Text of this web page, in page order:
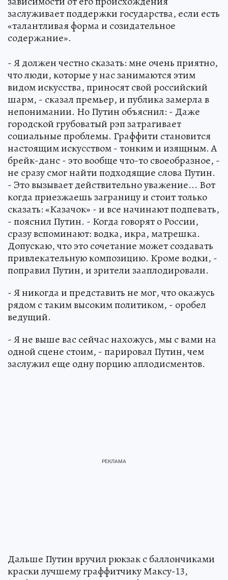
заслуживает поддержки государства, если есть
«талантливая форма и созидательное
содержание».
- Я должен честно сказать: мне очень приятно,
что люди, которые у нас занимаются этим
видом искусства, приносят свой российский
шарм, - сказал премьер, и публика замерла в
непонимании. Но Путин объяснил: - Даже
городской грубоватый рэп затрагивает
социальные проблемы. Граффити становится
настоящим искусством - тонким и изящным. А
брейк-данс - это вообще что-то своеобразное, -
не сразу смог найти подходящие слова Путин.
- Это вызывает действительно уважение... Вот
когда приезжаешь заграницу и стоит только
сказать: «Казачок» - и все начинают подпевать,
- пояснил Путин. - Когда говорят о России,
сразу вспоминают: водка, икра, матрешка.
Допускаю, что это сочетание может создавать
привлекательную композицию. Кроме водки, -
поправил Путин, и зрители зааплодировали.
- Я никогда и представить не мог, что окажусь
рядом с таким высоким политиком, - оробел
ведущий.
- Я не выше вас сейчас нахожусь, мы с вами на
одной сцене стоим, - парировал Путин, чем
заслужил еще одну порцию аплодисментов.
Дальше Путин вручил рюкзак с баллончиками
краски лучшему граффитчику Максу-13,